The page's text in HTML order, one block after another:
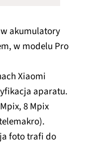
akumulatory
w modelu Pro
Xiaomi
aparatu.
8 Mpix
foto trafi do